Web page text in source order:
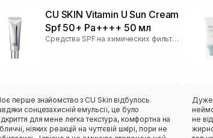
CU SKIN Vitamin U Sun Cream
Spf 50+ Pa++++ 50 мл
Средства SPF на химических фильтрах
перше знайомство з CU Skin відбулось
сонцезахисній емульсії, це було
для мене легка текстура, комфортна на
ніяких реакцій на чуттєвій шкірі, пори не
Дуже
не